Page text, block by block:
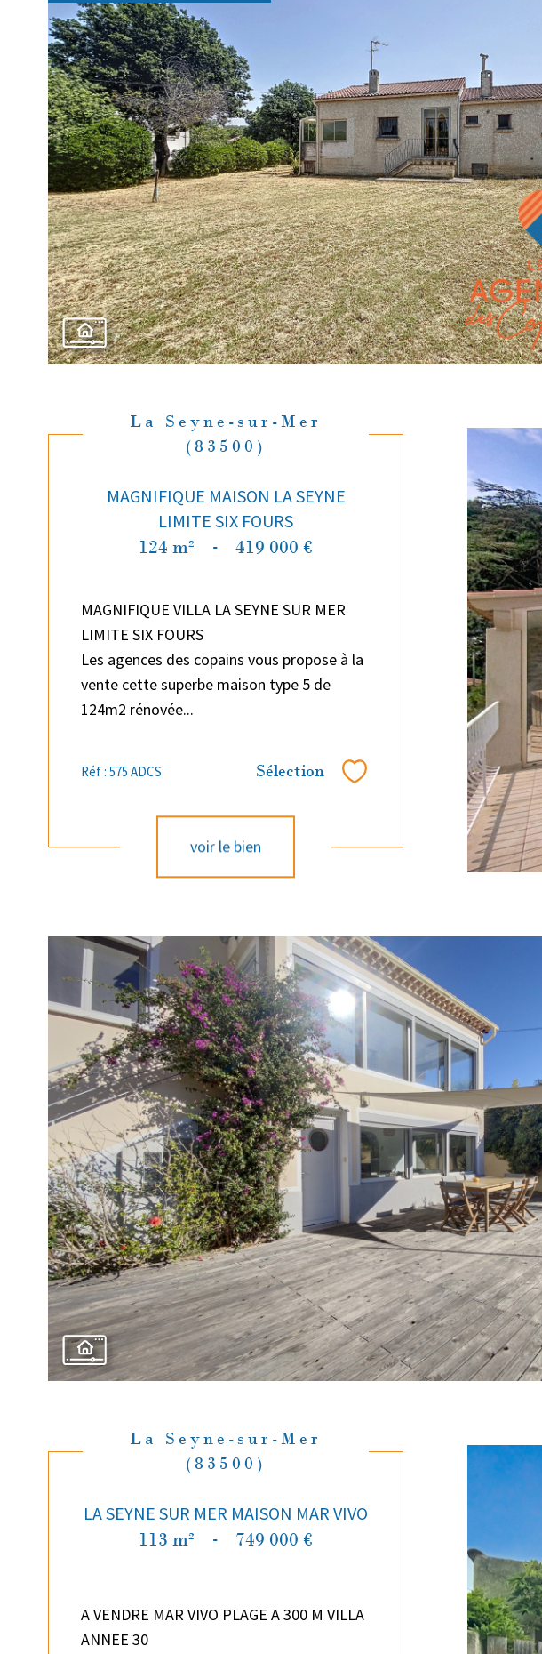
La Seyne-sur-Mer
(83500)
MAGNIFIQUE MAISON LA SEYNE
LIMITE SIX FOURS
124 m² - 419 000 €
MAGNIFIQUE VILLA LA SEYNE SUR MER
LIMITE SIX FOURS
Les agences des copains vous propose à la
vente cette superbe maison type 5 de
124m2 rénovée...
Réf : 575 ADCS Sélection Sélectionner
voir le bien
La Seyne-sur-Mer
(83500)
LA SEYNE SUR MER MAISON MAR VIVO
113 m² - 749 000 €
A VENDRE MAR VIVO PLAGE A 300 M VILLA
ANNEE 30